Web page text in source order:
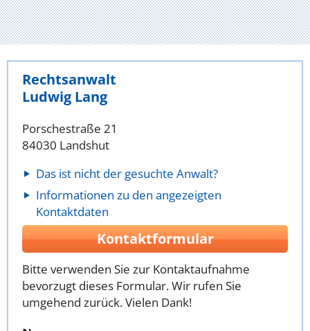
Rechtsanwalt
Ludwig Lang
Porschestraße 21
84030 Landshut
Das ist nicht der gesuchte Anwalt?
Informationen zu den angezeigten
Kontaktdaten
Kontaktformular
Bitte verwenden Sie zur Kontaktaufnahme
bevorzugt dieses Formular. Wir rufen Sie
umgehend zurück. Vielen Dank!